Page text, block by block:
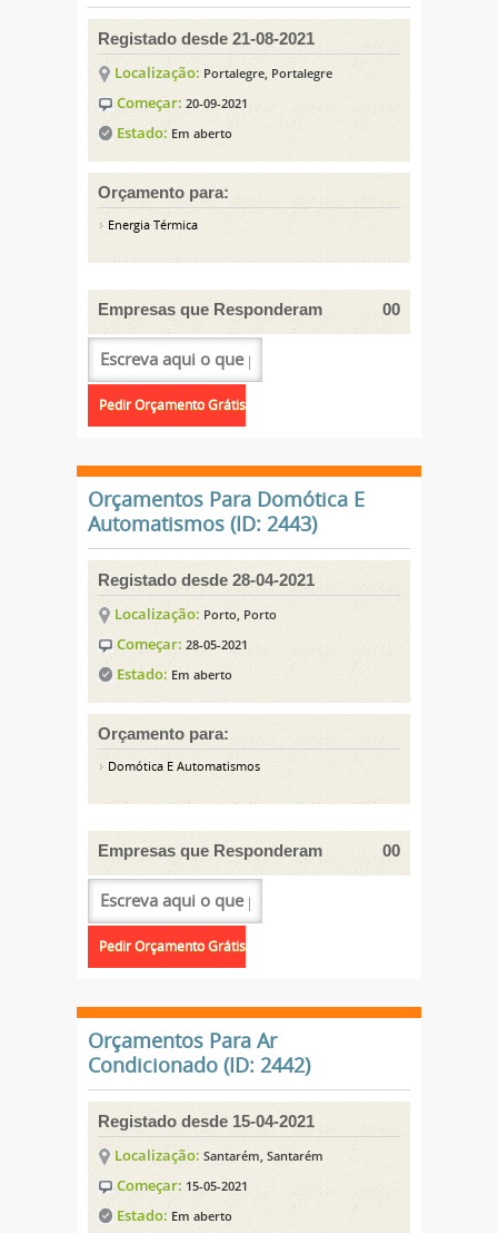
Registado desde 21-08-2021
Localização: Portalegre, Portalegre
Começar: 20-09-2021
Estado: Em aberto
Orçamento para:
Energia Térmica
Empresas que Responderam 00
Orçamentos Para Domótica E
Automatismos (ID: 2443)
Registado desde 28-04-2021
Localização: Porto, Porto
Começar: 28-05-2021
Estado: Em aberto
Orçamento para:
Domótica E Automatismos
Empresas que Responderam 00
Orçamentos Para Ar
Condicionado (ID: 2442)
Registado desde 15-04-2021
Localização: Santarém, Santarém
Começar: 15-05-2021
Estado: Em aberto